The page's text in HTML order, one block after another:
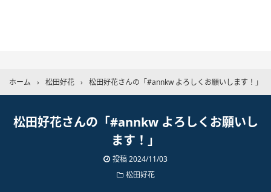
ホーム › 松田好花 › 松田好花さんの「#annkw よろしくお願いします！」
松田好花さんの「#annkw よろしくお願いし
ます！」
投稿2024/11/03
松田好花